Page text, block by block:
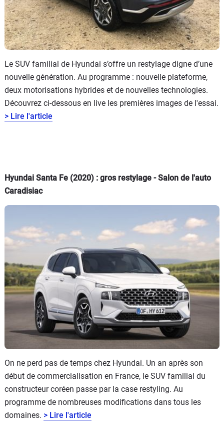
Le SUV familial de Hyundai s’offre un restylage digne d’une
nouvelle génération. Au programme : nouvelle plateforme,
deux motorisations hybrides et de nouvelles technologies.
Découvrez ci-dessous en live les premières images de l'essai.
> Lire l'article
Hyundai Santa Fe (2020) : gros restylage - Salon de l'auto
Caradisiac
On ne perd pas de temps chez Hyundai. Un an après son
début de commercialisation en France, le SUV familial du
constructeur coréen passe par la case restyling. Au
programme de nombreuses modifications dans tous les
domaines. > Lire l'article